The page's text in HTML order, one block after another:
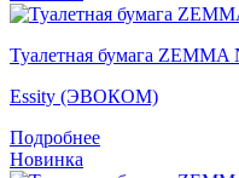
Туалетная бумага
Essity (ЭВОКОМ)
Подробнее
Новинка